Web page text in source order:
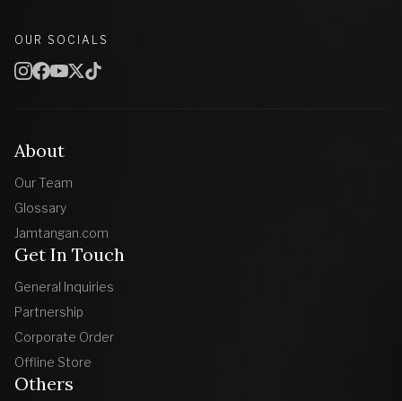
About
Our Team
Glossary
Jamtangan.com
Get In Touch
General Inquiries
Partnership
Corporate Order
Offline Store
Others
OUR SOCIALS